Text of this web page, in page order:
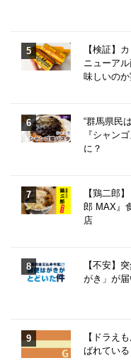
【検証】
ニューア
味しいの
“群馬県民
『シャン
に？
【鶏二郎
郎 MAX』
店
【不安】
がき」が
【ドラえ
ばれてい